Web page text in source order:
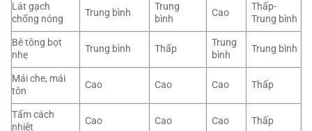
Lát gạch
chống nóng
Trung bình
Trung
bình
Cao
Thấp-
Trung bình
Bê tông bọt
nhẹ
Trung bình Thấp
Trung
bình
Trung bình
Mái che, mái
tôn
Cao Cao Cao Thấp
Tấm cách
nhiệt
Cao Cao Cao Thấp